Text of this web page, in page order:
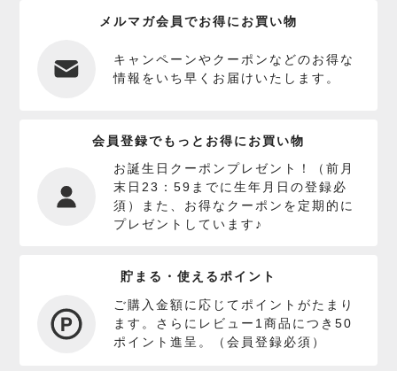
メルマガ会員でお得にお買い物
キャンペーンやクーポンなどのお得な
情報をいち早くお届けいたします。
会員登録でもっとお得にお買い物
お誕生日クーポンプレゼント！（前月
末日23：59までに生年月日の登録必
須）また、お得なクーポンを定期的に
プレゼントしています♪
貯まる・使えるポイント
ご購入金額に応じてポイントがたまり
ます。さらにレビュー1商品につき50
ポイント進呈。（会員登録必須）